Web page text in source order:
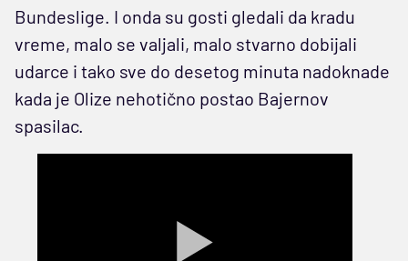
Bundeslige. I onda su gosti gledali da kradu
vreme, malo se valjali, malo stvarno dobijali
udarce i tako sve do desetog minuta nadoknade
kada je Olize nehotično postao Bajernov
spasilac.